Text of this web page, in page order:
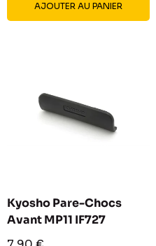
AJOUTER AU PANIER
Kyosho Pare-Chocs
Avant MP11 IF727